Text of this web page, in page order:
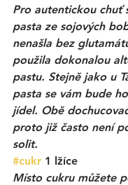
Pro autentickou chuť
pasta ze sojových
nenašla bez
použila dokonalou
pastu. Stejně jako u
pasta se vám bude
jídel. Obě
proto již často není
solit.
#cukr 1 lžíce
Místo cukru můžete